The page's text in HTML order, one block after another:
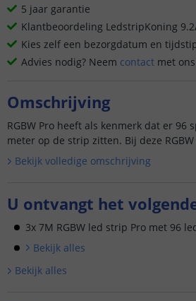
5 jaar garantie
Klantbeoordeling LedstripKoning
Kies zelf een bezorgdatum en
Advies nodig? Neem contact met
Omschrijving
RGBW Pro heeft als kenmerk dat er 96
meter op de strip zitten. Bij deze
Bekijk volledige omschrijving
U ontvangt het
3x 7M RGBW led strip Pro met 96
Bekijk alles
Bekijk alles